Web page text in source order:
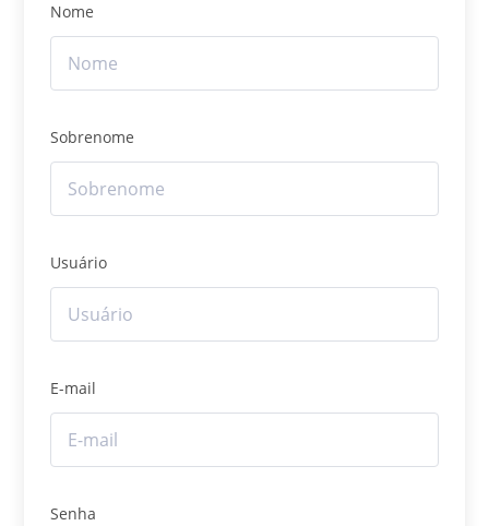
Nome
Sobrenome
Usuário
E-mail
Senha